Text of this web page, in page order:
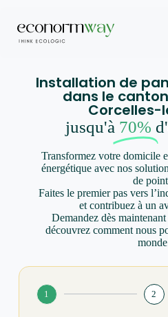
Installation de
dans le
jusqu'à 70%
Transformez votre domicile
énergétique avec nos
de
Faites le premier pas vers
et contribuez à un
Demandez dès
découvrez comment nous
1 2